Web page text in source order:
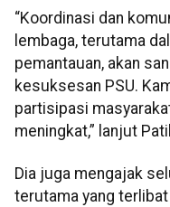
“Koordinasi dan
lembaga, terutama
pemantauan, akan
kesuksesan PSU.
partisipasi
meningkat,” lanjut
Dia juga mengajak
terutama yang